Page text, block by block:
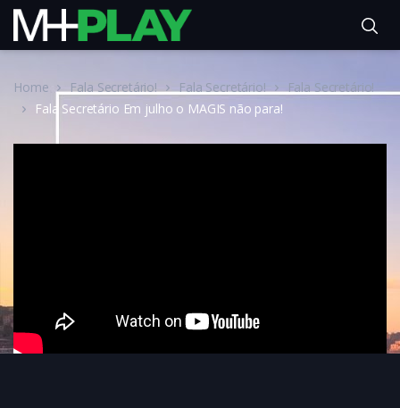
Home Fala Secretário! Fala Secretário!
Fala Secretário!
Fala Secretário Em julho o MAGIS não para!